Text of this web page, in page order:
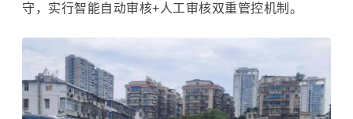
守，实行智能自动审核+人工审核双重管控机制。